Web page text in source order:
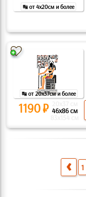
↹ от 4x20см и более
↹ от 20x37см и более
1190 ₽ 46x86 см
1